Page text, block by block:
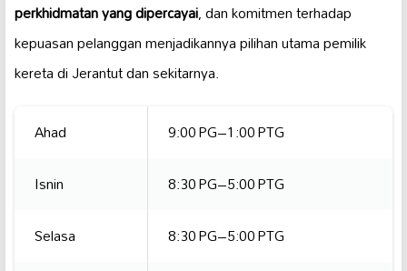
perkhidmatan yang dipercayai, dan komitmen terhadap
kepuasan pelanggan menjadikannya pilihan utama pemilik
kereta di Jerantut dan sekitarnya.
Ahad
9:00 PG–1:00 PTG
Isnin
8:30 PG–5:00 PTG
Selasa
8:30 PG–5:00 PTG